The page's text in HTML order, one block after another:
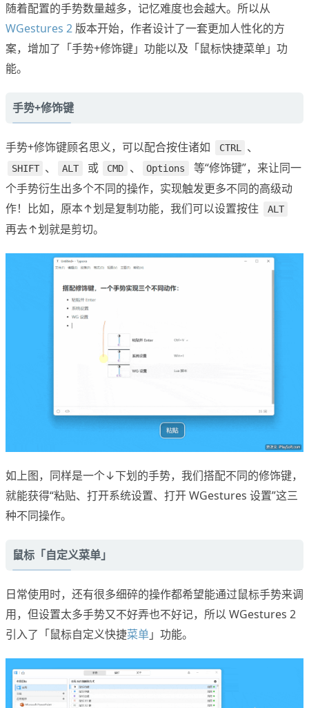
随着配置的手势数量越多，记忆难度也会越大。所以从
WGestures 2 版本开始，作者设计了一套更加人性化的方
案，增加了「手势+修饰键」功能以及「鼠标快捷菜单」功
能。
手势+修饰键
手势+修饰键顾名思义，可以配合按住诸如 CTRL 、
SHIFT 、 ALT 或 CMD 、 Options
等“修饰键”，来让同一
个手势衍生出多个不同的操作，实现触发更多不同的高级动
作！比如，原本↑划是复制功能，我们可以设置按住
ALT
再去↑划就是剪切。
如上图，同样是一个↓下划的手势，我们搭配不同的修饰键，
就能获得“粘贴、打开系统设置、打开 WGestures 设置”这三
种不同操作。
鼠标「自定义菜单」
日常使用时，还有很多细碎的操作都希望能通过鼠标手势来调
用，但设置太多手势又不好弄也不好记，所以 WGestures 2
引入了「鼠标自定义快捷菜单」功能。